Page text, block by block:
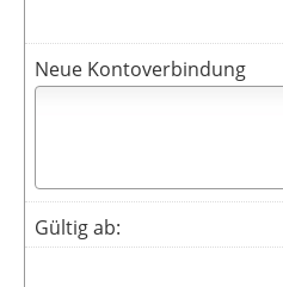
Neue Kontoverbindung
Gültig ab: